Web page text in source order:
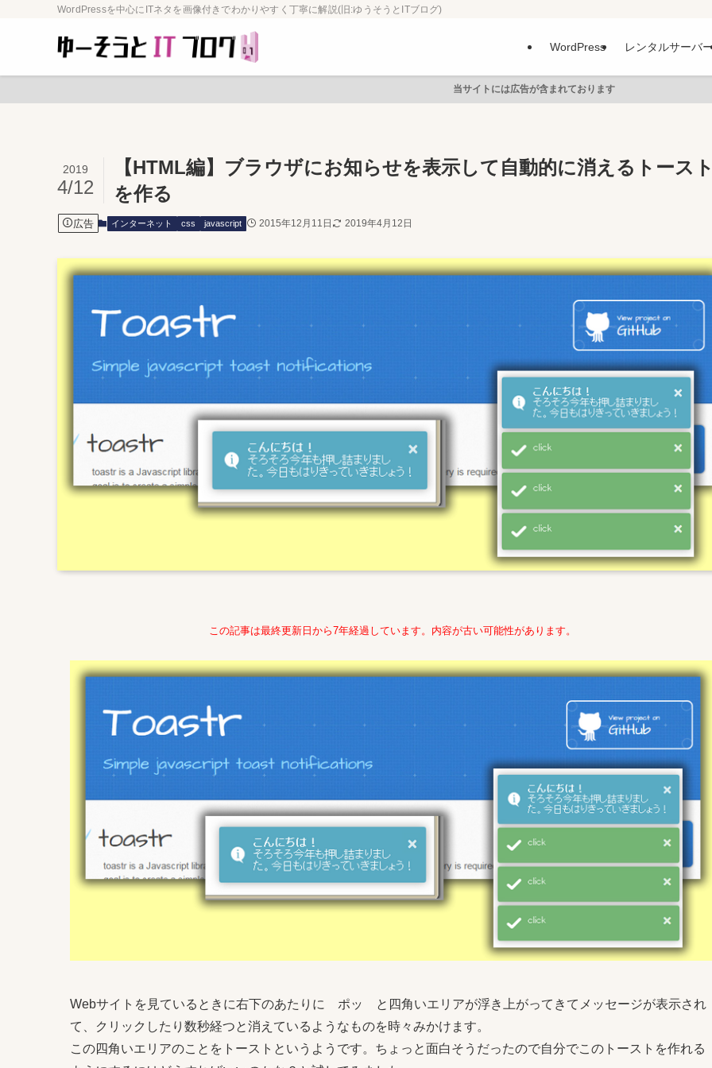
WordPressを中心にITネタを画像付きでわかりやすく丁寧に解説(旧:ゆうそうとITブログ)
WordPress レンタルサーバ
当サイトには広告が含まれております
【HTML編】ブラウザにお知らせを表示して自動的に消えるトース
を作る
2019
4/12
広告 インターネット css javascript 2015年12月11日 2019年4月12日
この記事は最終更新日から7年経過しています。内容が古い可能性があります。
Webサイトを見ているときに右下のあたりに ポッ と四角いエリアが浮き上がってきてメッセージが表示され
て、クリックしたり数秒経つと消えているようなものを時々みかけます。
この四角いエリアのことをトーストというようです。ちょっと面白そうだったので自分でこのトーストを作れる